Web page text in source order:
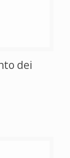
dei